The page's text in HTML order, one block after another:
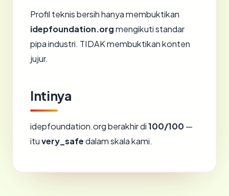
Profil teknis bersih hanya membuktikan
idepfoundation.orgmengikuti standar
pipa industri. TIDAK membuktikan konten
jujur.
Intinya
idepfoundation.org berakhir di100/100 —
ituvery_safedalam skala kami.